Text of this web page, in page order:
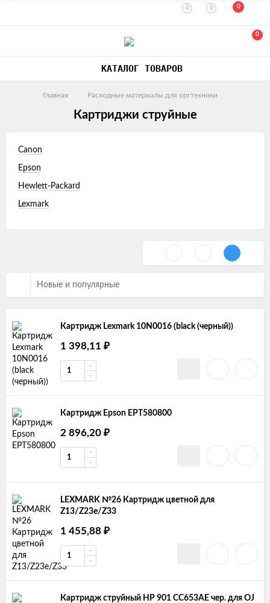
0 0 0
0
КАТАЛОГ ТОВАРОВ
Главная Расходные материалы для оргтехники
Картриджи струйные
Canon
Epson
Hewlett-Packard
Lexmark
Новые и популярные
Картридж Lexmark 10N0016 (black (черный))
1 398,11 ₽
Картридж Epson EPT580800
2 896,20 ₽
LEXMARK №26 Картридж цветной для
Z13/Z23e/Z33
1 455,88 ₽
Картридж струйный HP 901 CC653AE чер. для OJ